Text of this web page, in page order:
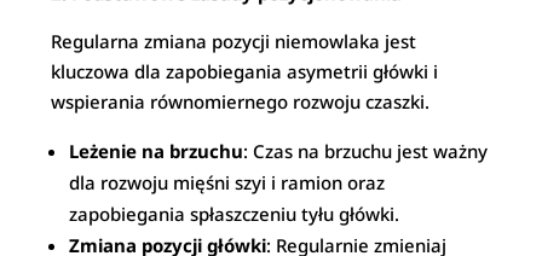
Regularna zmiana pozycji niemowlaka jest
kluczowa dla zapobiegania asymetrii główki i
wspierania równomiernego rozwoju czaszki.
Leżenie na brzuchu: Czas na brzuchu jest ważny
dla rozwoju mięśni szyi i ramion oraz
zapobiegania spłaszczeniu tyłu główki.
Zmiana pozycji główki: Regularnie zmieniaj